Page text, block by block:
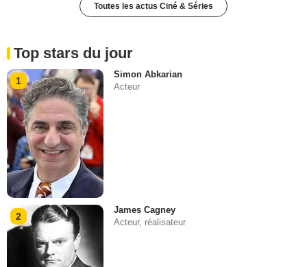
Toutes les actus Ciné & Séries
Top stars du jour
1
Simon Abkarian
Acteur
2
James Cagney
Acteur, réalisateur